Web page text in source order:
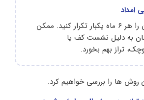
امداد
بررسی تراز بودن را هر ۶ ماه یکبار تکرار کنید. ممکن
به‌ دلیل نشست کف یا
تراز بهم بخورد.
روش ها را بررسی خواهیم کرد.